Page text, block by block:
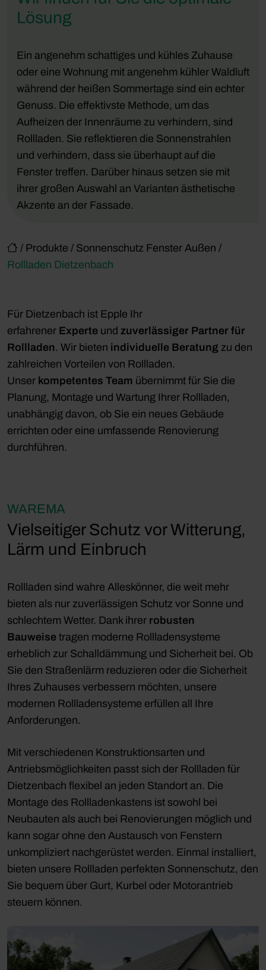
/ Produkte / Sonnenschutz Fenster Außen /
Rollladen Dietzenbach
Lösung
Ein angenehm schattiges und kühles Zuhause
oder eine Wohnung mit angenehm kühler Waldluft
während der heißen Sommertage sind ein echter
Genuss. Die effektivste Methode, um das
Aufheizen der Innenräume zu verhindern, sind
Rollladen. Sie reflektieren die Sonnenstrahlen
und verhindern, dass sie überhaupt auf die
Fenster treffen. Darüber hinaus setzen sie mit
ihrer großen Auswahl an Varianten ästhetische
Akzente an der Fassade.
Für Dietzenbach ist Epple Ihr
erfahrener Experte und zuverlässiger Partner für
Rollladen. Wir bieten individuelle Beratung zu den
zahlreichen Vorteilen von Rollladen.
Unser kompetentes Team übernimmt für Sie die
Planung, Montage und Wartung Ihrer Rollladen,
unabhängig davon, ob Sie ein neues Gebäude
errichten oder eine umfassende Renovierung
durchführen.
WAREMA
Vielseitiger Schutz vor Witterung,
Lärm und Einbruch
Rollladen sind wahre Alleskönner, die weit mehr
bieten als nur zuverlässigen Schutz vor Sonne und
schlechtem Wetter. Dank ihrer robusten
Bauweise tragen moderne Rollladensysteme
erheblich zur Schalldämmung und Sicherheit bei. Ob
Sie den Straßenlärm reduzieren oder die Sicherheit
Ihres Zuhauses verbessern möchten, unsere
modernen Rollladensysteme erfüllen all Ihre
Anforderungen.
Mit verschiedenen Konstruktionsarten und
Antriebsmöglichkeiten passt sich der Rollladen für
Dietzenbach flexibel an jeden Standort an. Die
Montage des Rollladenkastens ist sowohl bei
Neubauten als auch bei Renovierungen möglich und
kann sogar ohne den Austausch von Fenstern
unkompliziert nachgerüstet werden. Einmal installiert,
bieten unsere Rollladen perfekten Sonnenschutz, den
Sie bequem über Gurt, Kurbel oder Motorantrieb
steuern können.